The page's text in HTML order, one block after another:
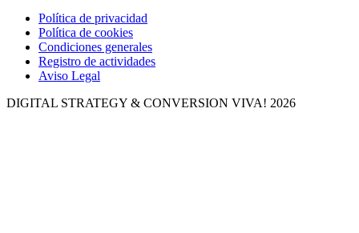
Política de privacidad
Política de cookies
Condiciones generales
Registro de actividades
Aviso Legal
DIGITAL STRATEGY & CONVERSION VIVA! 2026